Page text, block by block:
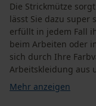
Die Strickmütze
lässt Sie dazu super
erfüllt in jedem Fall
beim Arbeiten oder
sich durch Ihre
Arbeitskleidung aus
Mehr anzeigen